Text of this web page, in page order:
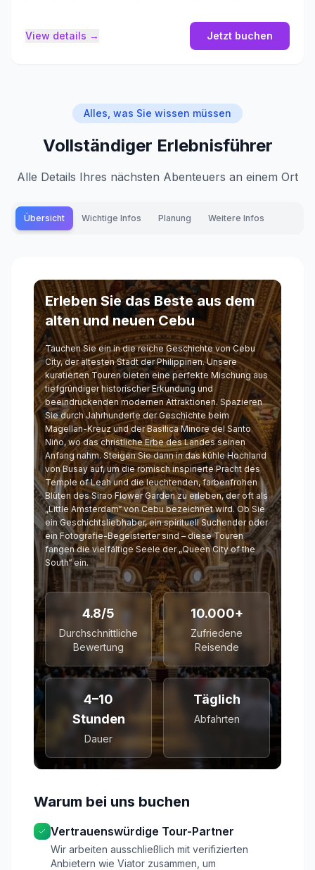
View details → Jetzt buchen
Alles, was Sie wissen müssen
Vollständiger Erlebnisführer
Alle Details Ihres nächsten Abenteuers an einem Ort
Übersicht Wichtige Infos Planung Weitere Infos
Erleben Sie das Beste aus dem
alten und neuen Cebu
Tauchen Sie ein in die reiche Geschichte von Cebu
City, der ältesten Stadt der Philippinen. Unsere
kuratierten Touren bieten eine perfekte Mischung aus
tiefgründiger historischer Erkundung und
beeindruckenden modernen Attraktionen. Spazieren
Sie durch Jahrhunderte der Geschichte beim
Magellan-Kreuz und der Basilica Minore del Santo
Niño, wo das christliche Erbe des Landes seinen
Anfang nahm. Steigen Sie dann in das kühle Hochland
von Busay auf, um die römisch inspirierte Pracht des
Temple of Leah und die leuchtenden, farbenfrohen
Blüten des Sirao Flower Garden zu erleben, der oft als
„Little Amsterdam“ von Cebu bezeichnet wird. Ob Sie
ein Geschichtsliebhaber, ein spirituell Suchender oder
ein Fotografie-Begeisterter sind – diese Touren
fangen die vielfältige Seele der „Queen City of the
South“ ein.
4.8/5
Durchschnittliche
Bewertung
10.000+
Zufriedene
Reisende
4–10
Stunden
Dauer
Täglich
Abfahrten
Warum bei uns buchen
Vertrauenswürdige Tour-Partner
Wir arbeiten ausschließlich mit verifizierten
Anbietern wie Viator zusammen, um